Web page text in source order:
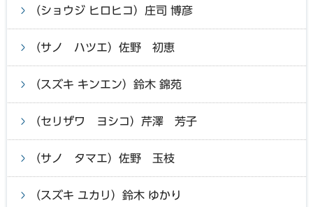
（ショウジ ヒロヒコ）庄司 博彦
（サノ ハツエ）佐野 初恵
（スズキ キンエン）鈴木 錦苑
（セリザワ ヨシコ）芹澤 芳子
（サノ タマエ）佐野 玉枝
（スズキ ユカリ）鈴木 ゆかり